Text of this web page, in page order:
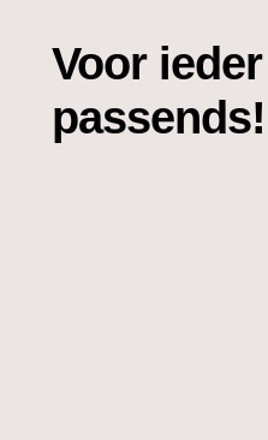
Voor
passends!